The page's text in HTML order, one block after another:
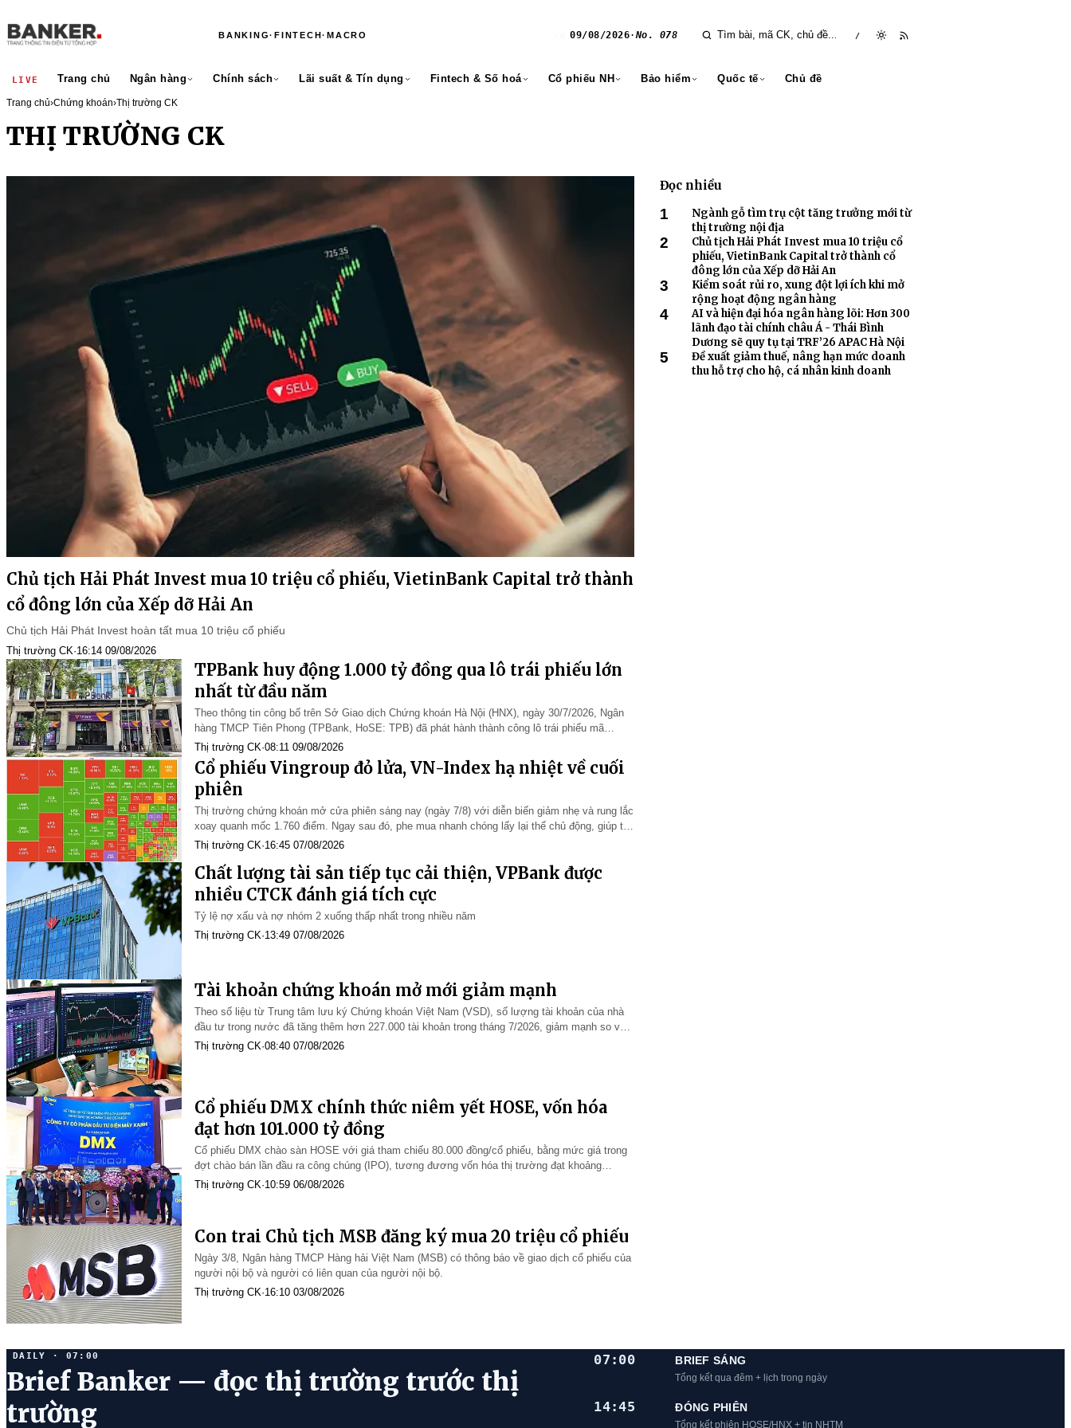
BANKING·FINTECH·MACRO 09/08/2026· No. 078 /
LIVE Trang chủ Ngân hàng Chính sách Lãi suất & Tín dụng Fintech & Số hoá Cổ phiếu NH Bảo hiểm Quốc tế Chủ đề
Trang chủ›Chứng khoán›Thị trường CK
THỊ TRƯỜNG CK
Chủ tịch Hải Phát Invest mua 10 triệu cổ phiếu, VietinBank Capital trở thành
cổ đông lớn của Xếp dỡ Hải An
Chủ tịch Hải Phát Invest hoàn tất mua 10 triệu cổ phiếu
Thị trường CK·16:14 09/08/2026
TPBank huy động 1.000 tỷ đồng qua lô trái phiếu lớn
nhất từ đầu năm
Theo thông tin công bố trên Sở Giao dịch Chứng khoán Hà Nội (HNX), ngày 30/7/2026, Ngân
hàng TMCP Tiên Phong (TPBank, HoSE: TPB) đã phát hành thành công lô trái phiếu mã
TPB12606 gồm 10.000 trái phiếu, mệnh giá 100 triệu…
Thị trường CK·08:11 09/08/2026
Cổ phiếu Vingroup đỏ lửa, VN-Index hạ nhiệt về cuối
phiên
Thị trường chứng khoán mở cửa phiên sáng nay (ngày 7/8) với diễn biến giảm nhẹ và rung lắc
xoay quanh mốc 1.760 điểm. Ngay sau đó, phe mua nhanh chóng lấy lại thế chủ động, giúp thị
trường đảo chiều tăng điểm. Sắc xanh c…
Thị trường CK·16:45 07/08/2026
Chất lượng tài sản tiếp tục cải thiện, VPBank được
nhiều CTCK đánh giá tích cực
Tỷ lệ nợ xấu và nợ nhóm 2 xuống thấp nhất trong nhiều năm
Thị trường CK·13:49 07/08/2026
Tài khoản chứng khoán mở mới giảm mạnh
Theo số liệu từ Trung tâm lưu ký Chứng khoán Việt Nam (VSD), số lượng tài khoản của nhà
đầu tư trong nước đã tăng thêm hơn 227.000 tài khoản trong tháng 7/2026, giảm mạnh so với
tháng trước đó và là mức thấp thứ 2 trong…
Thị trường CK·08:40 07/08/2026
Cổ phiếu DMX chính thức niêm yết HOSE, vốn hóa
đạt hơn 101.000 tỷ đồng
Cổ phiếu DMX chào sàn HOSE với giá tham chiếu 80.000 đồng/cổ phiếu, bằng mức giá trong
đợt chào bán lần đầu ra công chúng (IPO), tương đương vốn hóa thị trường đạt khoảng
101.418 tỷ đồng (3,9 tỷ USD).
Thị trường CK·10:59 06/08/2026
Con trai Chủ tịch MSB đăng ký mua 20 triệu cổ phiếu
Ngày 3/8, Ngân hàng TMCP Hàng hải Việt Nam (MSB) có thông báo về giao dịch cổ phiếu của
người nội bộ và người có liên quan của người nội bộ.
Thị trường CK·16:10 03/08/2026
Đọc nhiều
1
Ngành gỗ tìm trụ cột tăng trưởng mới từ
thị trường nội địa
2
Chủ tịch Hải Phát Invest mua 10 triệu cổ
phiếu, VietinBank Capital trở thành cổ
đông lớn của Xếp dỡ Hải An
3
Kiểm soát rủi ro, xung đột lợi ích khi mở
rộng hoạt động ngân hàng
4
lãnh đạo tài chính châu Á - Thái Bình
5
Đề xuất giảm thuế, nâng hạn mức doanh
thu hỗ trợ cho hộ, cá nhân kinh doanh
DAILY · 07:00
Brief Banker — đọc thị trường trước thị
trường
07:00 BRIEF SÁNG
Tổng kết qua đêm + lịch trong ngày
14:45 ĐÓNG PHIÊN
Tổng kết phiên HOSE/HNX + tin NHTM